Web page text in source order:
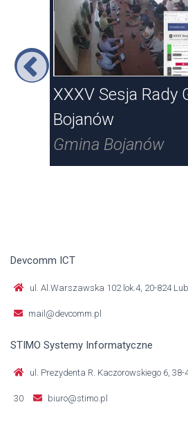
XXXV Sesja Rady
Bojanów
Gmina Bojanów
Devcomm ICT
ul. Al.Warszawska 102 lok.4, 20-824
mail@devcomm.pl
STIMO Systemy Informatyczne
ul. Prezydenta R. Kaczorowskiego 6, 38-
30 biuro@stimo.pl